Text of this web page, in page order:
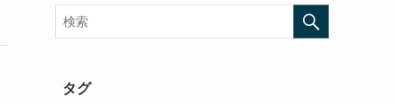
タグ